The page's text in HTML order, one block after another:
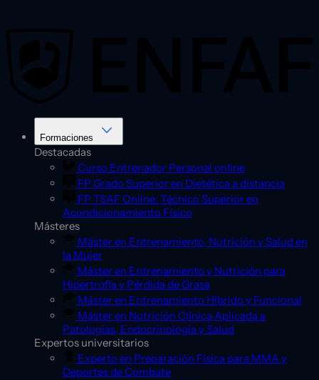
Formaciones
Destacadas
Curso Entrenador Personal online
FP Grado Superior en Dietética a distancia
FP TSAF Online: Técnico Superior en
Acondicionamiento Físico
Másteres
Máster en Entrenamiento, Nutrición y Salud en
la Mujer
Máster en Entrenamiento y Nutrición para
Hipertrofia y Pérdida de Grasa
Máster en Entrenamiento Híbrido y Funcional
Máster en Nutrición Clínica Aplicada a
Patologías, Endocrinología y Salud
Expertos universitarios
Experto en Preparación Física para MMA y
Deportes de Combate